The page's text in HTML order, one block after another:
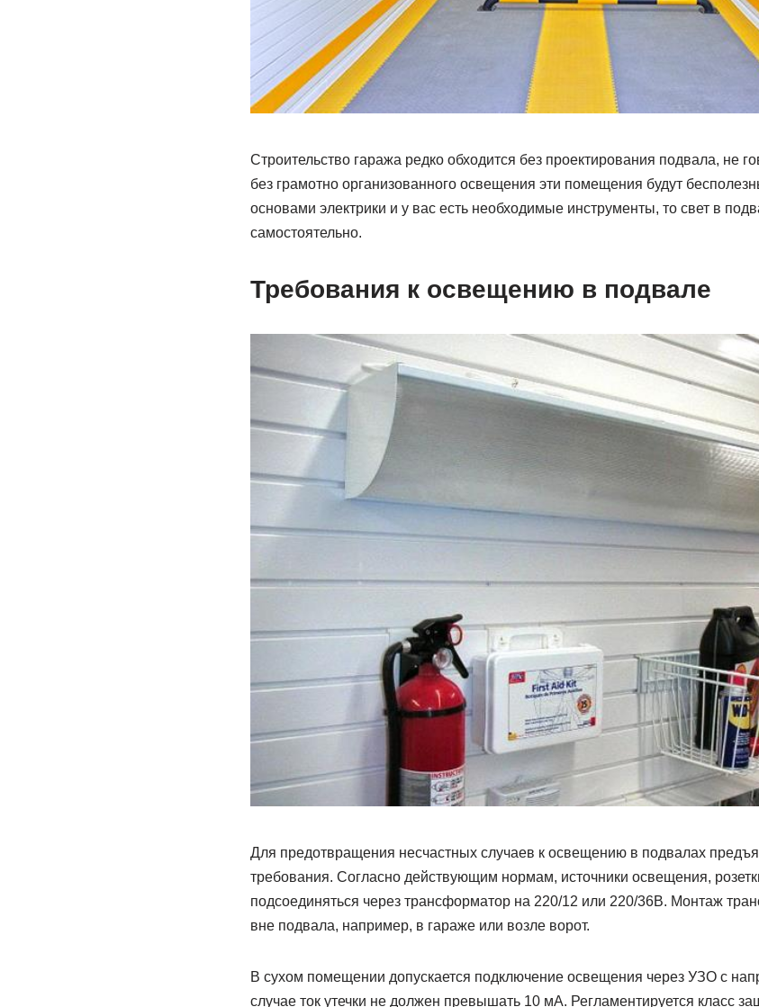
Строительство гаража редко обходится без проектирования подвала, не
без грамотно организованного освещения эти помещения будут
основами электрики и у вас есть необходимые инструменты, то свет в
самостоятельно.
Требования к освещению в подвале
Для предотвращения несчастных случаев к освещению в подвалах
требования. Согласно действующим нормам, источники освещения,
подсоединяться через трансформатор на 220/12 или 220/36В. Монтаж
вне подвала, например, в гараже или возле ворот.
В сухом помещении допускается подключение освещения через УЗО с
случае ток утечки не должен превышать 10 мА. Регламентируется класс